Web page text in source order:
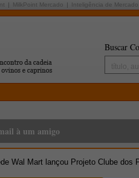
MilkPoint Mercado Inteligência de Mercado
Buscar
à um amigo
Wal Mart lançou Projeto Clube dos